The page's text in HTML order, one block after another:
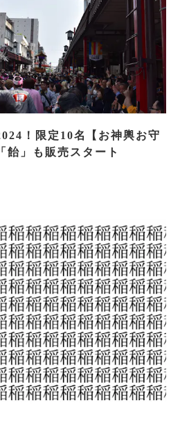
！限定10名【お神輿お守
飴」も販売スタート